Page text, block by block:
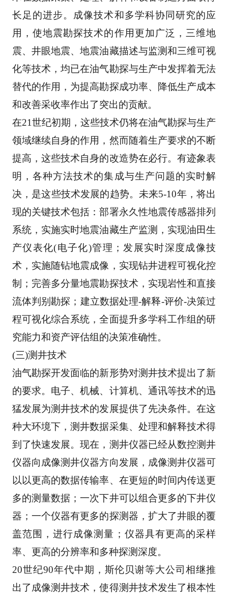
长足的进步。成像技术和多学科协同研究的应
用，使地震勘探技术的作用更加广泛，三维地
震、井眼地震、地震油藏描述与监测和三维可视
化等技术，均已在油气勘探与生产中发挥着无法
替代的作用 ，为提高勘探成功率、降低生产成本
和改善采收率作出了突出的贡献。
在21世纪初期，这些技术仍将在油气勘探与生产
领域继续自身的作用，然而随着生产要求的不断
提高，这些技术自身的改造势在必行。有迹象表
明，各种方法技术的集成与生产问题的实时解
决，是这些技术发展的趋势。未来5-10年，将出
现的关键技术包括：部署永久性地震传感器排列
系统，实施实时地震油藏生产监测，实现油田生
产仪表化(电子化)管理；发展实时深度成像技
术，实施随钻地震成像，实现钻井进程可视化控
制；完善多分量地震勘探技术，实现岩性和直接
流体判别勘探； 建立数据处理-解释-评价-决策过
程可视化综合系统，全面提升多学科工作组的研
究能力和资产评估组的决策准确性。
(三)测井技术
油气勘探开发面临的新形势对测井技术提出了新
的要求。电子、机械、计算机、通讯等技术的迅
猛发展为测井技术的发展提供了先决条件。在这
种大环境下，测井数据采集、处理和解释技术得
到了快速发展。现在，测井仪器已经从数控测井
仪器向成像测井仪器方向发展，成像测井仪器可
以以更高的数据传输率、在更短的时间内传送更
多的测量数据；一次下井可以组合更多的下井仪
器；一个仪器有更多的探测器，扩大了井眼的覆
盖范围，进行成像测量；仪器具有更高的采样
率、更高的分辨率和多种探测深度。
20世纪90年代中期，斯伦贝谢等大公司相继推
出了成像测井技术，使得测井技术发生了根本性